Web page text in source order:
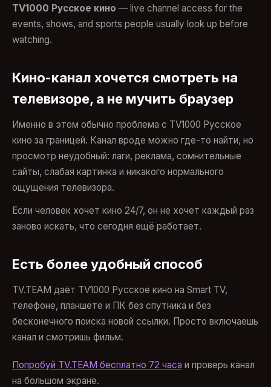
TV1000 Русское кино — live channel access for the
events, shows, and sports people usually look up before
watching.
Кино-канал хочется смотреть на
телевизоре, а не мучить браузер
Именно в этом обычно проблема с TV1000 Русское
кино за границей. Канал вроде можно где-то найти, но
просмотр неудобный: лаги, реклама, сомнительные
сайты, слабая картинка и никакого нормального
ощущения телевизора.
Если человек хочет кино 24/7, он не хочет каждый раз
заново искать, что сегодня ещё работает.
Есть более удобный способ
TV.TEAM даёт TV1000 Русское кино на Smart TV,
телефоне, планшете и ПК без спутника и без
бесконечного поиска новой ссылки. Просто включаешь
канал и смотришь фильм.
Попробуй TV.TEAM бесплатно 72 часа и проверь канал
на большом экране.